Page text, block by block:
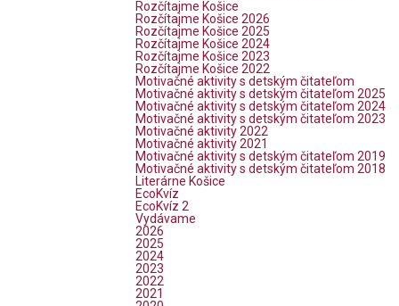
Rozčítajme Košice
Rozčítajme Košice 2026
Rozčítajme Košice 2025
Rozčítajme Košice 2024
Rozčítajme Košice 2023
Rozčítajme Košice 2022
Motivačné aktivity s detským čitateľom
Motivačné aktivity s detským čitateľom 2025
Motivačné aktivity s detským čitateľom 2024
Motivačné aktivity s detským čitateľom 2023
Motivačné aktivity 2022
Motivačné aktivity 2021
Motivačné aktivity s detským čitateľom 2019
Motivačné aktivity s detským čitateľom 2018
Literárne Košice
EcoKvíz
EcoKvíz 2
Vydávame
2026
2025
2024
2023
2022
2021